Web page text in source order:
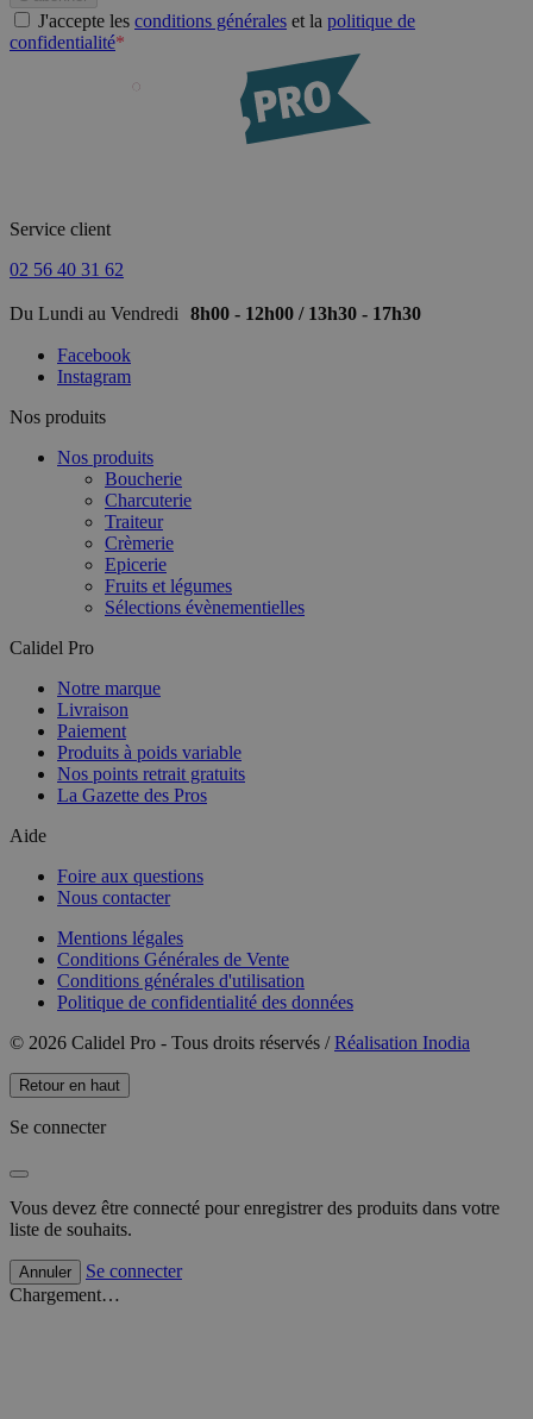
J'accepte les conditions générales et la politique de
confidentialité*
Service client
02 56 40 31 62
Du Lundi au Vendredi 8h00 - 12h00 / 13h30 - 17h30
Facebook
Instagram
Nos produits
Nos produits
Boucherie
Charcuterie
Traiteur
Crèmerie
Epicerie
Fruits et légumes
Sélections évènementielles
Calidel Pro
Notre marque
Livraison
Paiement
Produits à poids variable
Nos points retrait gratuits
La Gazette des Pros
Aide
Foire aux questions
Nous contacter
Mentions légales
Conditions Générales de Vente
Conditions générales d'utilisation
Politique de confidentialité des données
© 2026 Calidel Pro - Tous droits réservés /Réalisation Inodia
Retour en haut
Se connecter
Vous devez être connecté pour enregistrer des produits dans votre
liste de souhaits.
Annuler
Se connecter
Chargement…